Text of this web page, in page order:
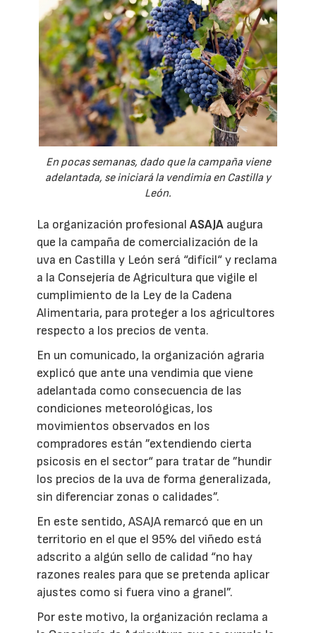
En pocas semanas, dado que la campaña viene
adelantada, se iniciará la vendimia en Castilla y
León.
La organización profesionalASAJA augura
que la campaña de comercialización de la
uva en Castilla y León será “difícil“ y reclama
a la Consejería de Agricultura que vigile el
cumplimiento de la Ley de la Cadena
Alimentaria, para proteger a los agricultores
respecto a los precios de venta.
En un comunicado, la organización agraria
explicó que ante una vendimia que viene
adelantada como consecuencia de las
condiciones meteorológicas, los
movimientos observados en los
compradores están ”extendiendo cierta
psicosis en el sector“ para tratar de ”hundir
los precios de la uva de forma generalizada,
sin diferenciar zonas o calidades”.
En este sentido, ASAJA remarcó que en un
territorio en el que el 95% del viñedo está
adscrito a algún sello de calidad “no hay
razones reales para que se pretenda aplicar
ajustes como si fuera vino a granel”.
Por este motivo, la organización reclama a